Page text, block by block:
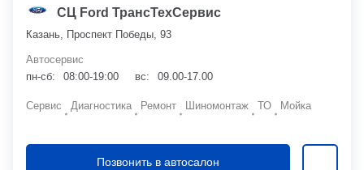
СЦ Ford ТрансТехСервис
Казань, Проспект Победы, 93
Автосервис
пн-сб:
08:00-19:00 вс: 09.00-17.00
Сервис Диагностика Ремонт Шиномонтаж ТО Мойка
Позвонить в автосалон